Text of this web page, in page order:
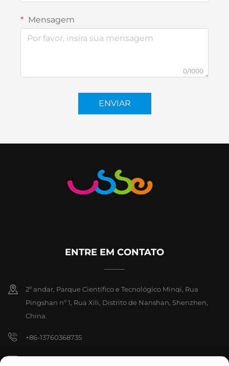
Mensagem
0/1000
ENVIAR
ENTRE EM CONTATO
2º andar, Parque Científico e Tecnológico Minqi, Rua
Pingshan nº 1, Rua Xili, Distrito de Nanshan, Shenzhen,
China.
+86-13760368735